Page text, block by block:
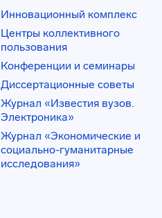
Инновационный комплекс
Центры коллективного
пользования
Конференции и семинары
Диссертационные советы
Журнал «Известия вузов.
Электроника»
Журнал «Экономические и
социально-гуманитарные
исследования»